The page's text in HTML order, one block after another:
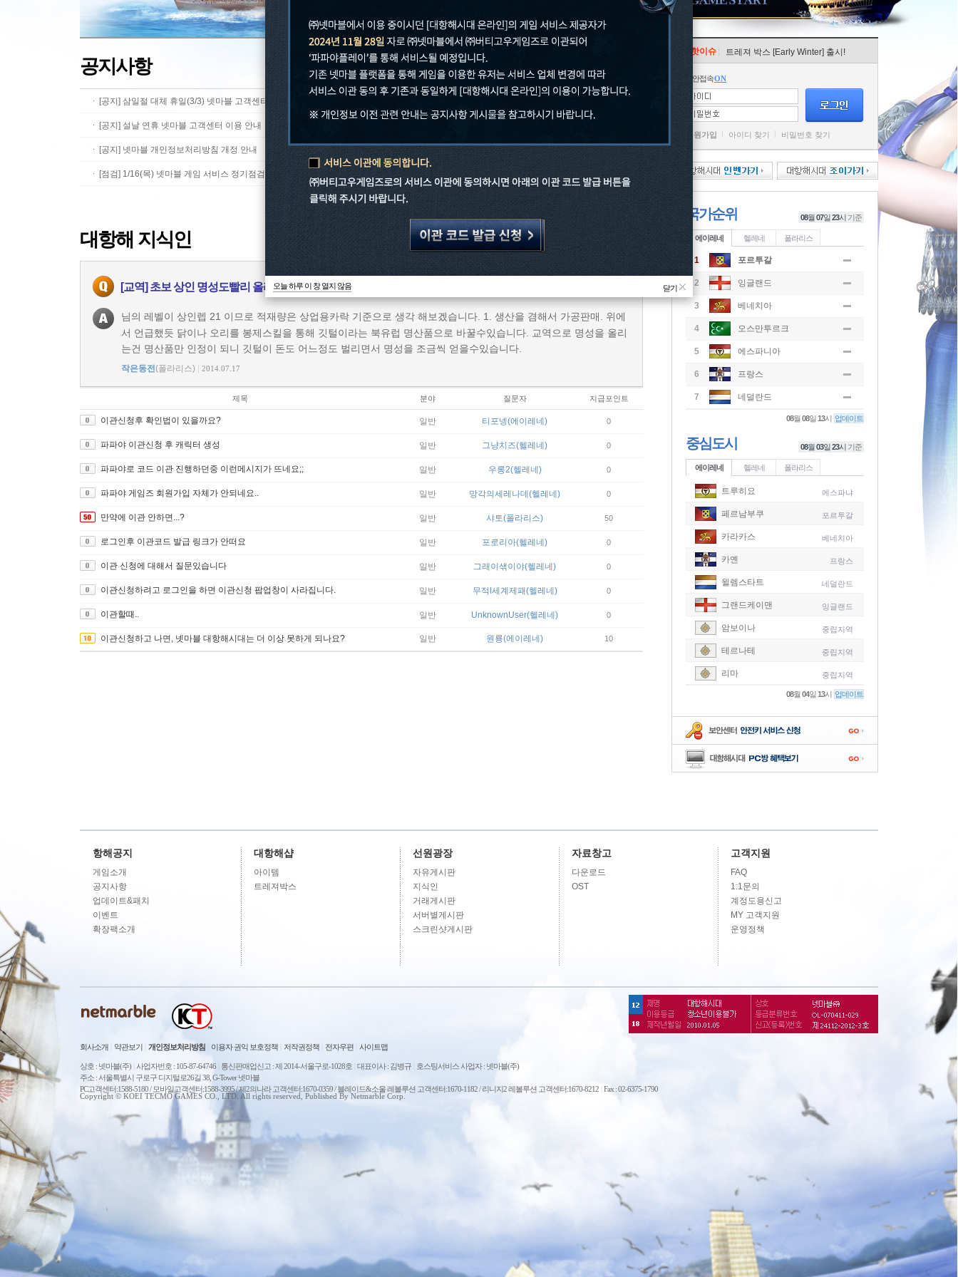
공지 업데이트&패치
공지사항
[공지] 삼일절 대체 휴일(3/3) 넷마블 고객센터 이용 안내
[공지] 설날 연휴 넷마블 고객센터 이용 안내
[공지] 넷마블 개인정보처리방침 개정 안내
[점검] 1/16(목) 넷마블 게임 서비스 정기점검 안내
대항해 지식인
[교역] 초보 상인 명성도빨리 올리는 방법
님의 레벨이 상인렙 21 이므로 적재량은 상업용카락 기준으로 생각 해보겠습니다. 1. 생산을 겸해서 가공판매. 위에
서 언급했듯 닭이나 오리를 봉제스킬을 통해 깃털이라는 북유럽 명산품으로 바꿀수있습니다. 교역으로 명성을 올리
는건 명산품만 인정이 되니 깃털이 돈도 어느정도 벌리면서 명성을 조금씩 얻을수있습니다.
작은동전(폴라리스) 2014.07.17
제목 분야 질문자 지급포인트
이관신청후 확인법이 있을까요? 일반 티포넹(에이레네) 0
파파야 이관신청 후 캐릭터 생성 일반 그냥치즈(헬레네) 0
파파야로 코드 이관 진행하던중 이런메시지가 뜨네요;; 일반 우롱2(헬레네) 0
파파야 게임즈 회원가입 자체가 안되네요.. 일반 망각의세레나데(헬레네) 0
만약에 이관 안하면...? 일반 샤토(폴라리스) 50
로그인후 이관코드 발급 링크가 안떠요 일반 포로리아(헬레네) 0
이관 신청에 대해서 질문있습니다 일반 그래이샊이야(헬레네) 0
이관신청하려고 로그인을 하면 이관신청 팝업창이 사라집니다. 일반 무적l세계제패(헬레네) 0
이관할때.. 일반 UnknownUser(헬레네) 0
이관신청하고 나면, 넷마블 대항해시대는 더 이상 못하게 되나요? 일반 원룡(에이레네) 10
핫이슈 트레져 박스 [Early Winter] 출시!
보안접속ON
회원가입 아이디 찾기 비밀번호 찾기
국가순위 08월 07일 23시 기준
에이레네 헬레네 폴라리스
1 포르투갈
2 잉글랜드
3 베네치아
4 오스만투르크
5 에스파니아
6 프랑스
-
7 네덜란드
08월08일13시 업데이트
중심도시 08월 03일 23시 기준
에이레네 헬레네 폴라리스
트루히요 에스파냐
페르남부쿠 포르투갈
카라카스 베네치아
카옌 프랑스
윌렘스타트 네덜란드
그랜드케이맨 잉글랜드
암보이나 중립지역
테르나테 중립지역
리마 중립지역
08월04일13시 업데이트
항해공지
게임소개
공지사항
업데이트&패치
이벤트
확장팩소개
대항해샵
아이템
트레져박스
선원광장
자유게시판
지식인
거래게시판
서버별게시판
스크린샷게시판
자료창고
다운로드
OST
고객지원
FAQ
1:1문의
계정도용신고
MY 고객지원
운영정책
회사소개 약관보기 개인정보처리방침 이용자 권익 보호정책 저작권정책 전자우편 사이트맵
상호 : 넷마블(주) 사업자번호 : 105-87-64746 통신판매업신고 : 제 2014-서울구로-1028호 대표이사 : 김병규
호스팅서비스 사업자 : 넷마블(주)
주소 : 서울특별시 구로구 디지털로26길 38, G-Tower 넷마블
PC고객센터:1588-5180 / 모바일고객센터:1588-3995 / 제2의나라 고객센터:1670-0359 / 블레이드&소울 레볼루션 고객센터:1670-1182 / 리니지2 레볼루션 고객센터:1670-8212 Fax : 02-6375-1790
Copyright © KOEI TECMO GAMES CO., LTD. All rights reserved, Published By Netmarble Corp.
닫기
오늘 하루 이 창 열지 않음
닫기
오늘 하루 이 창 열지 않음